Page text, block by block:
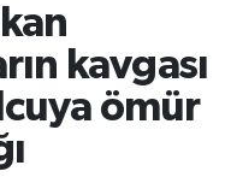
kavgası
ömür
Fikstür